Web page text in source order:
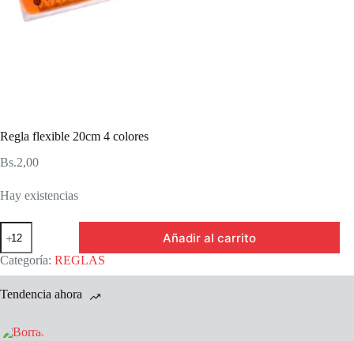
Regla flexible 20cm 4 colores
Bs.2,00
Hay existencias
Regla
flexible
20cm
4
cantidad
Añadir al carrito
Categoría: REGLAS
Tendencia ahora